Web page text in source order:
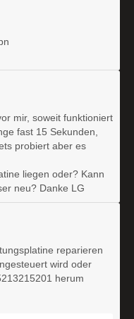
mir, soweit funktioniert
fast 15 Sekunden,
probiert aber es
liegen oder? Kann
neu? Danke LG
reparieren
wird oder
herum